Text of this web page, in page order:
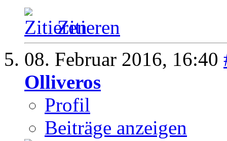
Zitieren
08. Februar 2016, 16:40
Olliveros
Profil
Beiträge anzeigen